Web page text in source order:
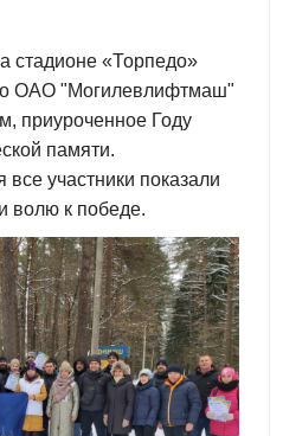
стадионе «Торпедо»
ОАО "Могилевлифтмаш"
приуроченное Году
памяти.
участники показали
волю к победе.